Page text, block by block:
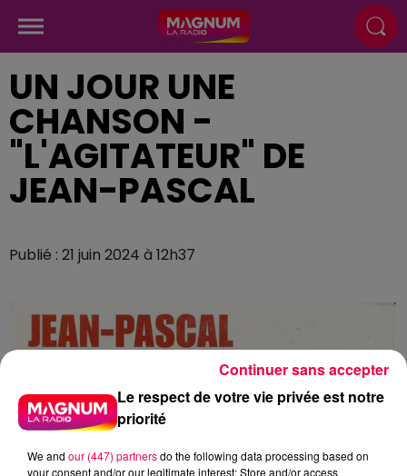
UN JOUR UNE
CHANSON -
"L'AGITATEUR" DE
JEAN-PASCAL
Publié : 21 juin 2024 à 12h37
Le respect de votre vie privée est notre
priorité
We and our (447) partnersdo the following data processing based on
your consent and/or our legitimate interest: Store and/or access
Continuer sans accepter